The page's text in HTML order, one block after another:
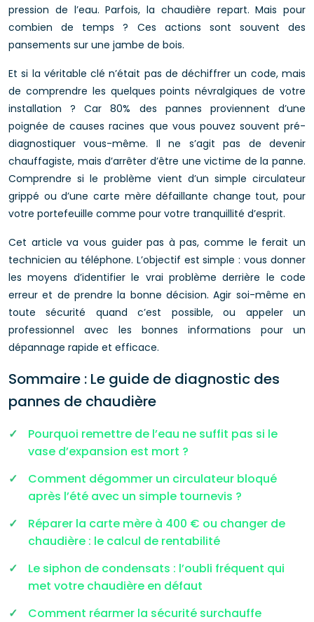
pression de l’eau. Parfois, la chaudière repart. Mais pour
combien de temps ? Ces actions sont souvent des
pansements sur une jambe de bois.
Et si la véritable clé n’était pas de déchiffrer un code, mais
de comprendre les quelques points névralgiques de votre
installation ? Car 80% des pannes proviennent d’une
poignée de causes racines que vous pouvez souvent pré-
diagnostiquer vous-même. Il ne s’agit pas de devenir
chauffagiste, mais d’arrêter d’être une victime de la panne.
Comprendre si le problème vient d’un simple circulateur
grippé ou d’une carte mère défaillante change tout, pour
votre portefeuille comme pour votre tranquillité d’esprit.
Cet article va vous guider pas à pas, comme le ferait un
technicien au téléphone. L’objectif est simple : vous donner
les moyens d’identifier le vrai problème derrière le code
erreur et de prendre la bonne décision. Agir soi-même en
toute sécurité quand c’est possible, ou appeler un
professionnel avec les bonnes informations pour un
dépannage rapide et efficace.
Sommaire : Le guide de diagnostic des
pannes de chaudière
Pourquoi remettre de l’eau ne suffit pas si le
vase d’expansion est mort ?
Comment dégommer un circulateur bloqué
après l’été avec un simple tournevis ?
Réparer la carte mère à 400 € ou changer de
chaudière : le calcul de rentabilité
Le siphon de condensats : l’oubli fréquent qui
met votre chaudière en défaut
Comment réarmer la sécurité surchauffe